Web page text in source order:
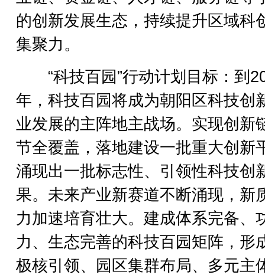
的创新发展生态，持续提升区域科
集聚力。
“科技百园”行动计划目标：到
年，科技百园将成为朝阳区科技创
业发展的主阵地主战场。实现创新
节全覆盖，落地建设一批重大创新
涌现出一批标志性、引领性科技创
果。未来产业新赛道不断涌现，新
力加速培育壮大。建成体系完备、
力、生态完善的科技百园矩阵，形
极核引领、园区集群布局、多元主